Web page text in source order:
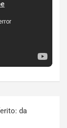
da